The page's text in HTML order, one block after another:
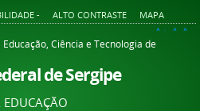
- ALTO CONTRASTE MAPA
A+ A A-
Ciência e Tecnologia de
de Sergipe